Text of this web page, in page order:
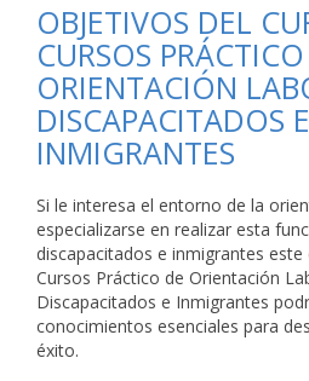
OBJETIVOS DEL
CURSOS
ORIENTACIÓN
DISCAPACITADOS E
INMIGRANTES
Si le interesa el entorno de la
especializarse en realizar esta
discapacitados e inmigrantes
Cursos Práctico de Orientación
Discapacitados e Inmigrantes
conocimientos esenciales para
éxito.